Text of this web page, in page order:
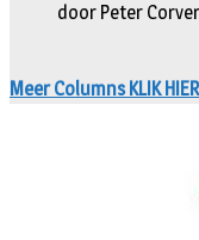
door Peter
Meer Columns KLIK